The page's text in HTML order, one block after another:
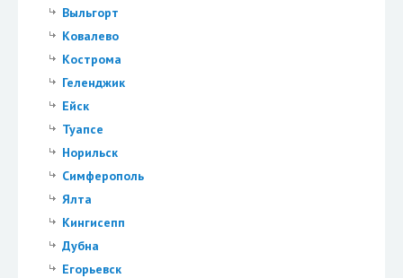
Выльгорт
Ковалево
Кострома
Геленджик
Ейск
Туапсе
Норильск
Симферополь
Ялта
Кингисепп
Дубна
Егорьевск